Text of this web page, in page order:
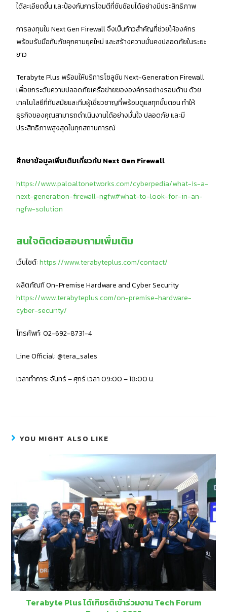
ได้ละเอียดขึ้น และป้องกันการโจมตีที่ซับซ้อนได้อย่างมีประสิทธิภาพ
การลงทุนใน Next Gen Firewall จึงเป็นก้าวสำคัญที่ช่วยให้องค์กร
พร้อมรับมือกับภัยคุกคามยุคใหม่ และสร้างความมั่นคงปลอดภัยในระยะ
ยาว
Terabyte Plus พร้อมให้บริการโซลูชัน Next-Generation Firewall
เพื่อยกระดับความปลอดภัยเครือข่ายขององค์กรอย่างรอบด้าน ด้วย
เทคโนโลยีที่ทันสมัยและทีมผู้เชี่ยวชาญที่พร้อมดูแลทุกขั้นตอน ทำให้
ธุรกิจของคุณสามารถดำเนินงานได้อย่างมั่นใจ ปลอดภัย และมี
ประสิทธิภาพสูงสุดในทุกสถานการณ์
ศึกษาข้อมูลเพิ่มเติมเกี่ยวกับ Next Gen Firewall
https://www.paloaltonetworks.com/cyberpedia/what-is-a-
next-generation-firewall-ngfw#what-to-look-for-in-an-
ngfw-solution
สนใจติดต่อสอบถามเพิ่มเติม
เว็บไซต์:https://www.terabyteplus.com/contact/
ผลิตภัณฑ์ On-Premise Hardware and Cyber Security
https://www.terabyteplus.com/on-premise-hardware-
cyber-security/
โทรศัพท์: 02-692-8731-4
Line Official: @tera_sales
เวลาทำการ: จันทร์ – ศุกร์ เวลา 09:00 – 18:00 น.
YOU MIGHT ALSO LIKE
Terabyte Plus ได้เกียรติเข้าร่วมงาน Tech Forum